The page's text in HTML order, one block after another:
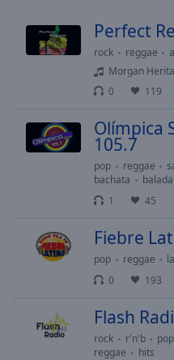
currently
behind
LIVE
Chapters
off,
selected
Perfect
rock reggae
Morgan
0
119
Olímpica
105.7
pop reggae
bachata
balada
1
45
Fiebre
pop reggae
0
193
Flash
rock r'n'b pop
reggae
hits